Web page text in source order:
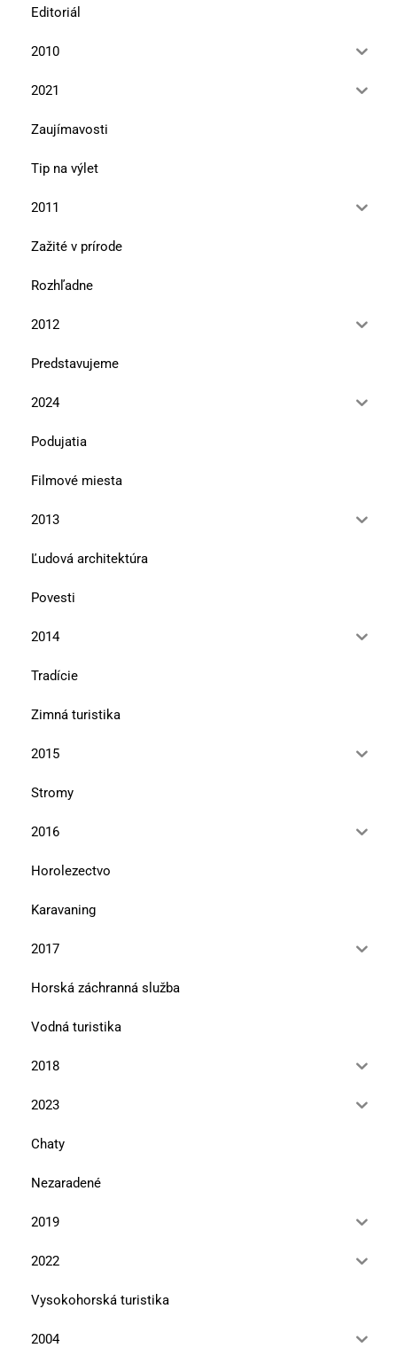
Editoriál
2010
2021
Zaujímavosti
Tip na výlet
2011
Zažité v prírode
Rozhľadne
2012
Predstavujeme
2024
Podujatia
Filmové miesta
2013
Ľudová architektúra
Povesti
2014
Tradície
Zimná turistika
2015
Stromy
2016
Horolezectvo
Karavaning
2017
Horská záchranná služba
Vodná turistika
2018
2023
Chaty
Nezaradené
2019
2022
Vysokohorská turistika
2004